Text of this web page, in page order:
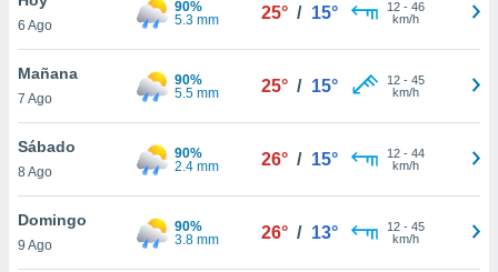
y
en
más
de
6 Ago
90%
5.3 mm
25° / 15° 12- 46
km/h
Mañana
7 Ago
90%
5.5 mm
25° / 15° 12- 45
km/h
Sábado
8 Ago
90%
2.4 mm
26° / 15° 12- 44
km/h
Domingo
9 Ago
90%
3.8 mm
26° / 13° 12- 45
km/h